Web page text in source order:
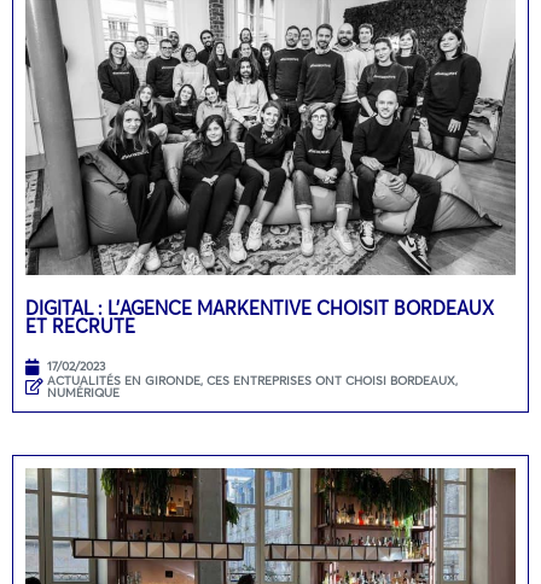
DIGITAL : L’AGENCE MARKENTIVE CHOISIT BORDEAUX
ET RECRUTE
17/02/2023
ACTUALITÉS EN GIRONDE, CES ENTREPRISES ONT CHOISI BORDEAUX,
NUMÉRIQUE